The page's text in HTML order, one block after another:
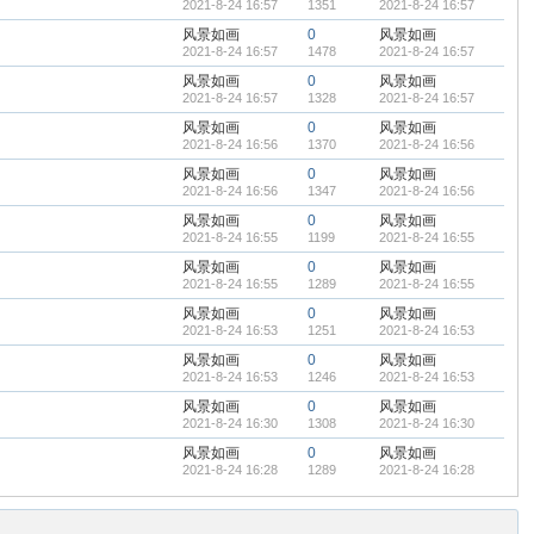
2021-8-24 16:57 1351 2021-8-24 16:57
风景如画
2021-8-24 16:57
0
1478
风景如画
2021-8-24 16:57
风景如画
2021-8-24 16:57
0
1328
风景如画
2021-8-24 16:57
风景如画
2021-8-24 16:56
0
1370
风景如画
2021-8-24 16:56
风景如画
2021-8-24 16:56
0
1347
风景如画
2021-8-24 16:56
风景如画
2021-8-24 16:55
0
1199
风景如画
2021-8-24 16:55
风景如画
2021-8-24 16:55
0
1289
风景如画
2021-8-24 16:55
风景如画
2021-8-24 16:53
0
1251
风景如画
2021-8-24 16:53
风景如画
2021-8-24 16:53
0
1246
风景如画
2021-8-24 16:53
风景如画
2021-8-24 16:30
0
1308
风景如画
2021-8-24 16:30
风景如画
2021-8-24 16:28
0
1289
风景如画
2021-8-24 16:28